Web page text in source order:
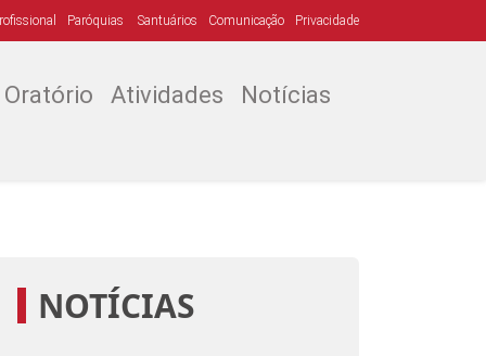
Paróquias Santuários Comunicação Privacidade
Oratório Atividades
Notícias
NOTÍCIAS